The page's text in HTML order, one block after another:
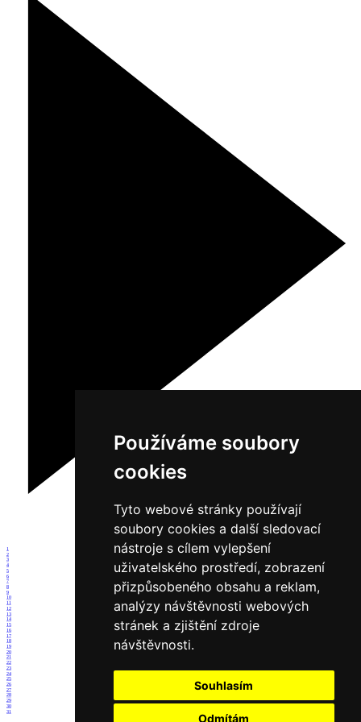
Používáme soubory
cookies
Tyto webové stránky používají
soubory cookies a další sledovací
nástroje s cílem vylepšení
uživatelského prostředí, zobrazení
přizpůsobeného obsahu a reklam,
analýzy návštěvnosti webových
stránek a zjištění zdroje
návštěvnosti.
Souhlasím
Odmítám
1
2
3
4
5
6
7
8
9
10
11
12
13
14
15
16
17
18
19
20
21
22
23
24
25
26
27
28
29
30
31